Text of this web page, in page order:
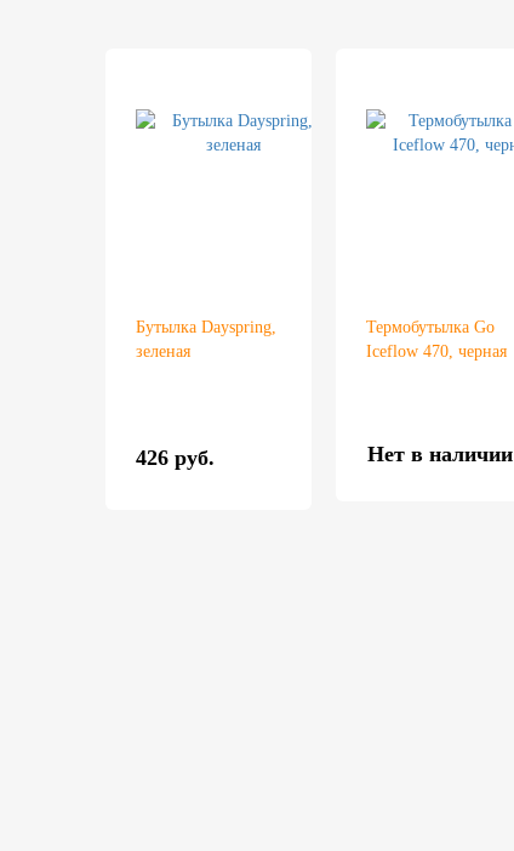
Бутылка Dayspring,
зеленая
426 руб.
Термобутылка Go
Iceflow 470, черная
Нет в наличии